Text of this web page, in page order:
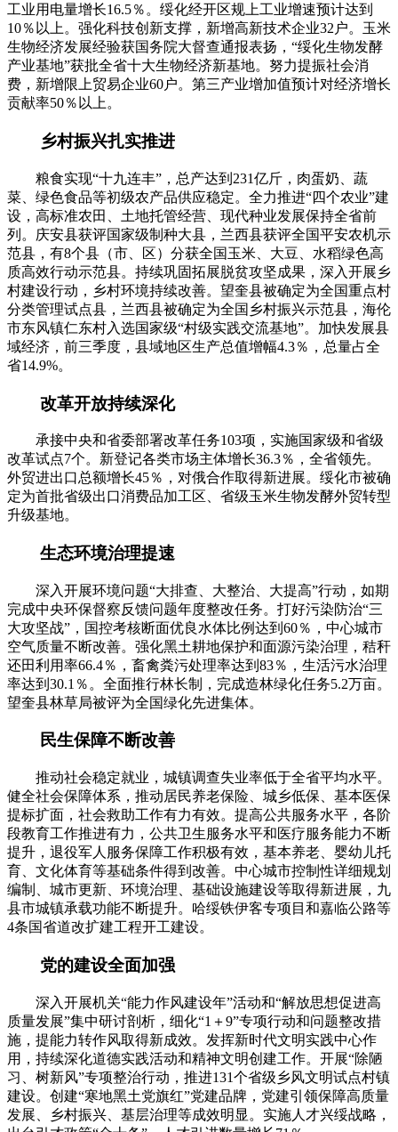
工业用电量增长16.5％。绥化经开区规上工业增速预计达到
10％以上。强化科技创新支撑，新增高新技术企业32户。玉米
生物经济发展经验获国务院大督查通报表扬，“绥化生物发酵
产业基地”获批全省十大生物经济新基地。努力提振社会消
费，新增限上贸易企业60户。第三产业增加值预计对经济增长
贡献率50％以上。
乡村振兴扎实推进
粮食实现“十九连丰”，总产达到231亿斤，肉蛋奶、蔬
菜、绿色食品等初级农产品供应稳定。全力推进“四个农业”建
设，高标准农田、土地托管经营、现代种业发展保持全省前
列。庆安县获评国家级制种大县，兰西县获评全国平安农机示
范县，有8个县（市、区）分获全国玉米、大豆、水稻绿色高
质高效行动示范县。持续巩固拓展脱贫攻坚成果，深入开展乡
村建设行动，乡村环境持续改善。望奎县被确定为全国重点村
分类管理试点县，兰西县被确定为全国乡村振兴示范县，海伦
市东风镇仁东村入选国家级“村级实践交流基地”。加快发展县
域经济，前三季度，县域地区生产总值增幅4.3％，总量占全
省14.9%。
改革开放持续深化
承接中央和省委部署改革任务103项，实施国家级和省级
改革试点7个。新登记各类市场主体增长36.3％，全省领先。
外贸进出口总额增长45％，对俄合作取得新进展。绥化市被确
定为首批省级出口消费品加工区、省级玉米生物发酵外贸转型
升级基地。
生态环境治理提速
深入开展环境问题“大排查、大整治、大提高”行动，如期
完成中央环保督察反馈问题年度整改任务。打好污染防治“三
大攻坚战”，国控考核断面优良水体比例达到60％，中心城市
空气质量不断改善。强化黑土耕地保护和面源污染治理，秸秆
还田利用率66.4％，畜禽粪污处理率达到83％，生活污水治理
率达到30.1％。全面推行林长制，完成造林绿化任务5.2万亩。
望奎县林草局被评为全国绿化先进集体。
民生保障不断改善
推动社会稳定就业，城镇调查失业率低于全省平均水平。
健全社会保障体系，推动居民养老保险、城乡低保、基本医保
提标扩面，社会救助工作有力有效。提高公共服务水平，各阶
段教育工作推进有力，公共卫生服务水平和医疗服务能力不断
提升，退役军人服务保障工作积极有效，基本养老、婴幼儿托
育、文化体育等基础条件得到改善。中心城市控制性详细规划
编制、城市更新、环境治理、基础设施建设等取得新进展，九
县市城镇承载功能不断提升。哈绥铁伊客专项目和嘉临公路等
4条国省道改扩建工程开工建设。
党的建设全面加强
深入开展机关“能力作风建设年”活动和“解放思想促进高
质量发展”集中研讨剖析，细化“1＋9”专项行动和问题整改措
施，提能力转作风取得新成效。发挥新时代文明实践中心作
用，持续深化道德实践活动和精神文明创建工作。开展“除陋
习、树新风”专项整治行动，推进131个省级乡风文明试点村镇
建设。创建“寒地黑土党旗红”党建品牌，党建引领保障高质量
发展、乡村振兴、基层治理等成效明显。实施人才兴绥战略，